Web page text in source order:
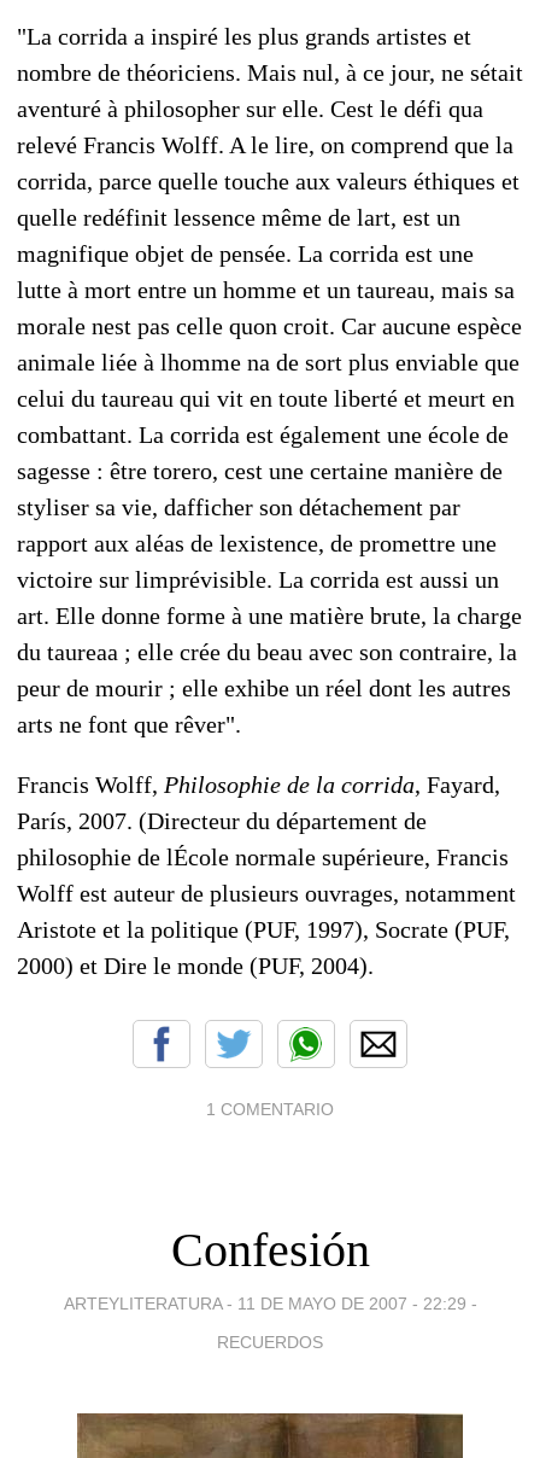
"La corrida a inspiré les plus grands artistes et
nombre de théoriciens. Mais nul, à ce jour, ne sétait
aventuré à philosopher sur elle. Cest le défi qua
relevé Francis Wolff. A le lire, on comprend que la
corrida, parce quelle touche aux valeurs éthiques et
quelle redéfinit lessence même de lart, est un
magnifique objet de pensée. La corrida est une
lutte à mort entre un homme et un taureau, mais sa
morale nest pas celle quon croit. Car aucune espèce
animale liée à lhomme na de sort plus enviable que
celui du taureau qui vit en toute liberté et meurt en
combattant. La corrida est également une école de
sagesse : être torero, cest une certaine manière de
styliser sa vie, dafficher son détachement par
rapport aux aléas de lexistence, de promettre une
victoire sur limprévisible. La corrida est aussi un
art. Elle donne forme à une matière brute, la charge
du taureaa ; elle crée du beau avec son contraire, la
peur de mourir ; elle exhibe un réel dont les autres
arts ne font que rêver".
Francis Wolff, Philosophie de la corrida, Fayard,
París, 2007. (Directeur du département de
philosophie de lÉcole normale supérieure, Francis
Wolff est auteur de plusieurs ouvrages, notamment
Aristote et la politique (PUF, 1997), Socrate (PUF,
2000) et Dire le monde (PUF, 2004).
1 COMENTARIO
Confesión
ARTEYLITERATURA - 11 DE MAYO DE 2007 - 22:29 -
RECUERDOS